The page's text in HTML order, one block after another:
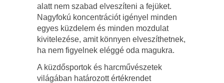
alatt nem szabad elveszíteni a fejüket.
Nagyfokú koncentrációt igényel minden
egyes küzdelem és minden mozdulat
kivitelezése, amit könnyen elveszíthetnek,
ha nem figyelnek eléggé oda magukra.
A küzdősportok és harcművészetek
világában határozott értékrendet